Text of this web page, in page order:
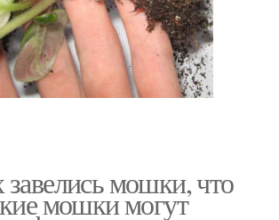
мошки, что
мошки могут